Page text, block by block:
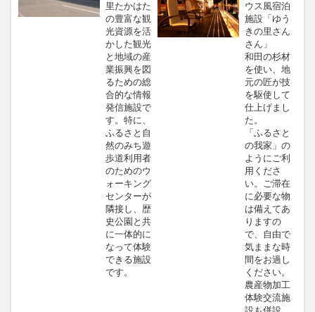
里たかはた
の豊富な観
光資源を活
かした観光
と地域の産
業振興を図
るための総
合的な情報
発信施設で
す。特に、
ふるさと自
然のみち遊
歩道利用者
のためのウ
ォーキング
センターが
隣接し、歴
史公園と共
に一体的に
なって体験
できる施設
です。
ウス風宿泊
施設「ゆう
きの里さん
さん」
和田の杉材
を使い、地
元の匠が技
を駆使して
仕上げまし
た。
「ふるさと
の我家」の
ようにご利
用くださ
い。ご滞在
に必要な物
は備えてあ
りますの
で、自由で
気ままな時
間をお過し
ください。
農産物加工
体験交流施